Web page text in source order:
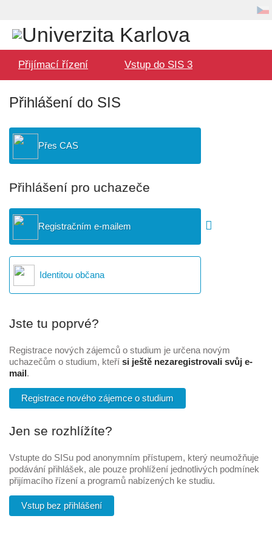
menuPřijímací řízení Vstup do SIS 3
Přihlášení do SIS
Přes CAS
Přihlášení pro uchazeče
Registračním e-mailem
Identitou občana
Jste tu poprvé?
Registrace nových zájemců o studium je určena novým
uchazečům o studium, kteří si ještě nezaregistrovali svůj e-
mail.
Registrace nového zájemce o studium
Jen se rozhlížíte?
Vstupte do SISu pod anonymním přístupem, který neumožňuje
podávání přihlášek, ale pouze prohlížení jednotlivých podmínek
přijímacího řízení a programů nabízených ke studiu.
Vstup bez přihlášení